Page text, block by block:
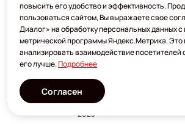
Разработано
2023
повысить его удобство и эффективность.
пользоваться сайтом, Вы выражаете свое
Диалог» на обработку персональных данных
метрической программы Яндекс.Метрика. Это
анализировать взаимодействие посетителей
его лучше.Подробнее
Согласен